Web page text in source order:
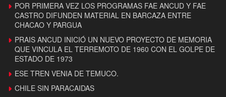
POR PRIMERA VEZ LOS PROGRAMAS FAE ANCUD Y FAE
CASTRO DIFUNDEN MATERIAL EN BARCAZA ENTRE
CHACAO Y PARGUA
PRAIS ANCUD INICIÓ UN NUEVO PROYECTO DE MEMORIA
QUE VINCULA EL TERREMOTO DE 1960 CON EL GOLPE DE
ESTADO DE 1973
ESE TREN VENIA DE TEMUCO.
CHILE SIN PARACAIDAS